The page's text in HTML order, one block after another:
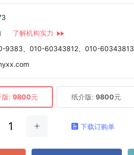
了解机构实力
9383、010-60343812、010-60343813
版: 9800元 纸介版: 9800元
下载订购单